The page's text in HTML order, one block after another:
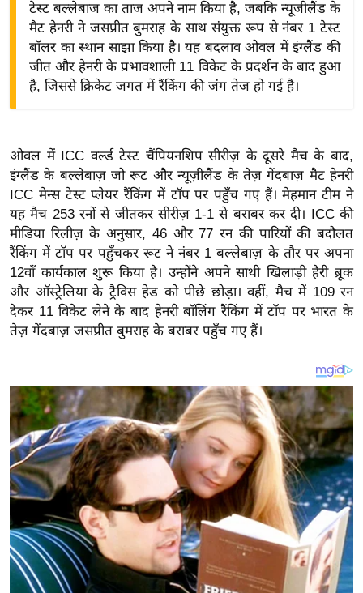
द्यो
शे
ष
ज्ञ
रा
य
ब
ज
ट
खे
के
ट
I
P
L
2
0
2
6
टेस्ट बल्लेबाज का ताज अपने नाम किया है, जबकि न्यूजीलैंड के
मैट हेनरी ने जसप्रीत बुमराह के साथ संयुक्त रूप से नंबर 1 टेस्ट
बॉलर का स्थान साझा किया है। यह बदलाव ओवल में इंग्लैंड की
जीत और हेनरी के प्रभावशाली 11 विकेट के प्रदर्शन के बाद हुआ
है, जिससे क्रिकेट जगत में रैंकिंग की जंग तेज हो गई है।
ओवल में ICC वर्ल्ड टेस्ट चैंपियनशिप सीरीज़ के दूसरे मैच के बाद,
इंग्लैंड के बल्लेबाज़ जो रूट और न्यूज़ीलैंड के तेज़ गेंदबाज़ मैट हेनरी
ICC मेन्स टेस्ट प्लेयर रैंकिंग में टॉप पर पहुँच गए हैं। मेहमान टीम ने
यह मैच 253 रनों से जीतकर सीरीज़ 1-1 से बराबर कर दी। ICC की
मीडिया रिलीज़ के अनुसार, 46 और 77 रन की पारियों की बदौलत
रैंकिंग में टॉप पर पहुँचकर रूट ने नंबर 1 बल्लेबाज़ के तौर पर अपना
12वाँ कार्यकाल शुरू किया है। उन्होंने अपने साथी खिलाड़ी हैरी ब्रूक
और ऑस्ट्रेलिया के ट्रैविस हेड को पीछे छोड़ा। वहीं, मैच में 109 रन
देकर 11 विकेट लेने के बाद हेनरी बॉलिंग रैंकिंग में टॉप पर भारत के
तेज़ गेंदबाज़ जसप्रीत बुमराह के बराबर पहुँच गए हैं।